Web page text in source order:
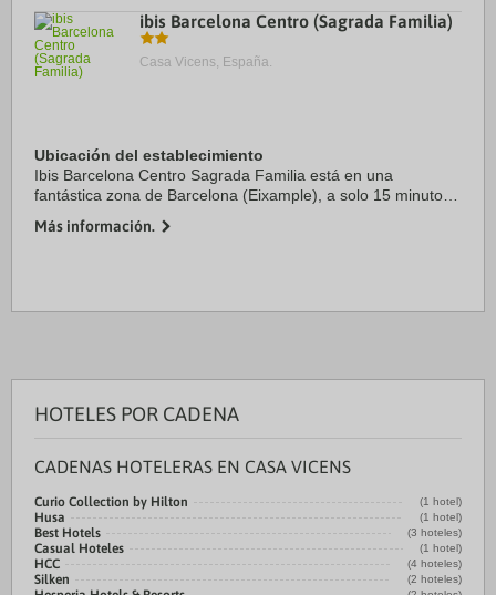
ibis Barcelona Centro (Sagrada Familia)
Casa Vicens, España.
Ubicación del establecimiento
Ibis Barcelona Centro Sagrada Familia está en una
fantástica zona de Barcelona (Eixample), a solo 15 minutos
encuentra a 2,2 km de Plaza de ...
Más información.
HOTELES POR CADENA
CADENAS HOTELERAS EN CASA VICENS
Curio Collection by Hilton (1 hotel)
Husa (1 hotel)
Best Hotels (3 hoteles)
Casual Hoteles (1 hotel)
HCC (4 hoteles)
Silken (2 hoteles)